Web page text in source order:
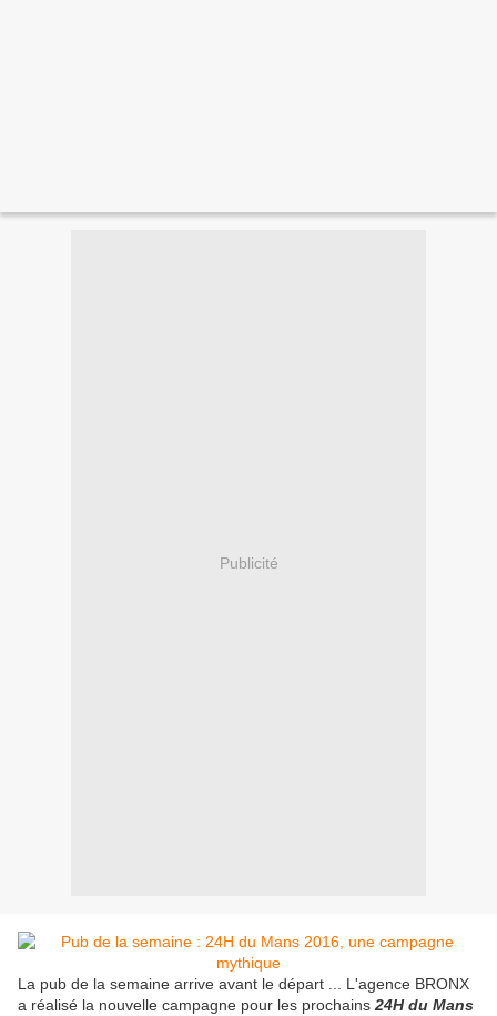
Publicité
La pub de la semaine arrive avant le départ ... L'agence BRONX
a réalisé la nouvelle campagne pour les prochains 24H du Mans